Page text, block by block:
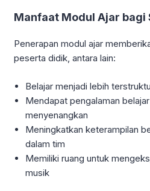
Manfaat Modul Ajar bagi
Penerapan modul ajar
peserta didik, antara lain:
Belajar menjadi lebih
Mendapat pengalaman
menyenangkan
Meningkatkan keterampilan
dalam tim
Memiliki ruang untuk
musik